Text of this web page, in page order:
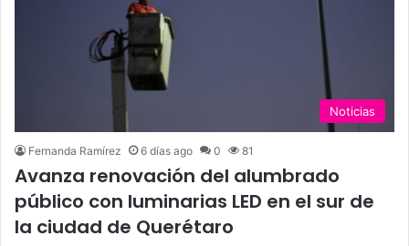
Noticias
Fernanda Ramírez 6 días ago 0 81
Avanza renovación del alumbrado
público con luminarias LED en el sur de
la ciudad de Querétaro